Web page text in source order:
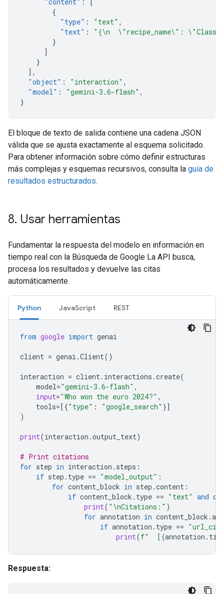
{
"type" : "text" ,
"text" :
"{\n  \"recipe_name\":
}
]
}
],
"object" : "interaction" ,
"model" : "gemini-3.6-flash" ,
}
El bloque de texto de salida contiene una cadena JSON
válida que se ajusta exactamente al esquema solicitado.
Para obtener información sobre cómo definir estructuras
más complejas y esquemas recursivos, consulta la guía de
resultados estructurados.
8. Usar herramientas
Fundamentar la respuesta del modelo en información en
tiempo real con la Búsqueda de Google La API busca,
procesa los resultados y devuelve las citas
automáticamente.
Python JavaScript REST
from google import genai
client = genai .Client()
interaction = client. interactions .create(
model="gemini-3.6-flash" ,
input="Who won the euro 2024?" ,
tools=[{"type" : "google_search" }]
)
print(interaction .output_text)
# Print citations
for step in interaction . steps :
if step . type == "model_output" :
for content_block in step .content :
if content_block . type == "text" and
print( " \nCitations:" )
for annotation in content_block .
if annotation . type ==
print(f"  [{annotation .
Respuesta: